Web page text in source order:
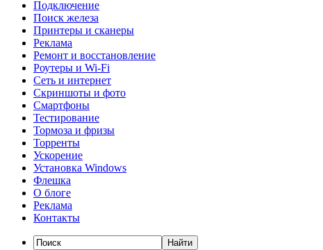
Подключение
Поиск железа
Принтеры и сканеры
Реклама
Ремонт и восстановление
Роутеры и Wi-Fi
Сеть и интернет
Скриншоты и фото
Смартфоны
Тестирование
Тормоза и фризы
Торренты
Ускорение
Установка Windows
Флешка
О блоге
Реклама
Контакты